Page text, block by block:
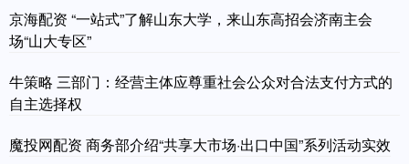
京海配资 “一站式”了解山东大学，来山东高招会济南主会
场“山大专区”
牛策略 三部门：经营主体应尊重社会公众对合法支付方式的
自主选择权
魔投网配资 商务部介绍“共享大市场·出口中国”系列活动实效